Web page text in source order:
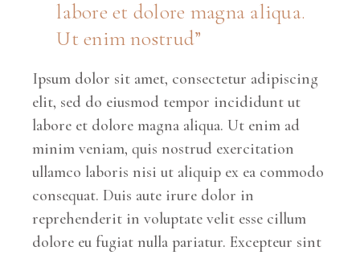
labore et dolore magna aliqua.
Ut enim nostrud”
Ipsum dolor sit amet, consectetur adipiscing
elit, sed do eiusmod tempor incididunt ut
labore et dolore magna aliqua. Ut enim ad
minim veniam, quis nostrud exercitation
ullamco laboris nisi ut aliquip ex ea commodo
consequat. Duis aute irure dolor in
reprehenderit in voluptate velit esse cillum
dolore eu fugiat nulla pariatur. Excepteur sint